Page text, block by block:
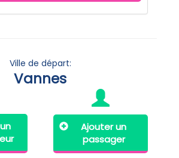
Ville de départ:
Vannes
Ajouter un
passager